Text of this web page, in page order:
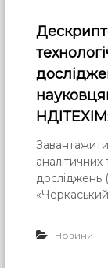
досліджень
Новини